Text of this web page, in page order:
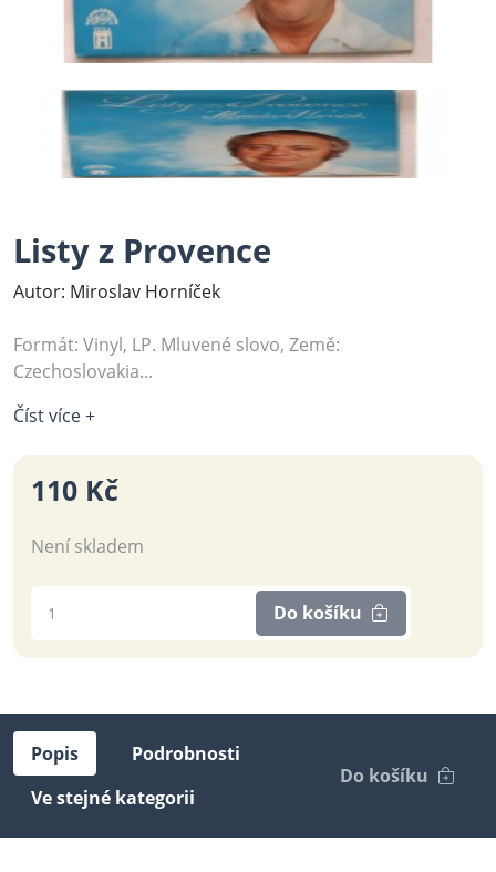
Listy z Provence
Autor: Miroslav Horníček
Formát: Vinyl, LP. Mluvené slovo, Země:
Czechoslovakia...
Číst více +
110 Kč
Není skladem
Do košíku
Popis
Podrobnosti
Ve stejné kategorii
Do košíku